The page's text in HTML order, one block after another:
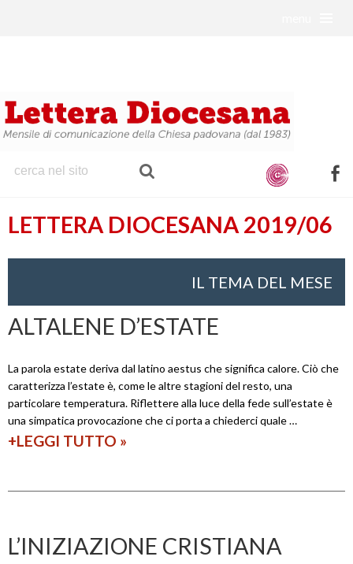
o
t
e
LETTERA DIOCESANA 2019/06
IL TEMA DEL MESE
ALTALENE D’ESTATE
La parola estate deriva dal latino aestus che significa calore. Ciò che
caratterizza l’estate è, come le altre stagioni del resto, una
particolare temperatura. Riflettere alla luce della fede sull’estate è
una simpatica provocazione che ci porta a chiederci quale …
+LEGGI TUTTO A
t
l
e
»
L’INIZIAZIONE CRISTIANA